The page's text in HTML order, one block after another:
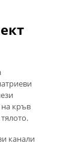
кръв
канали